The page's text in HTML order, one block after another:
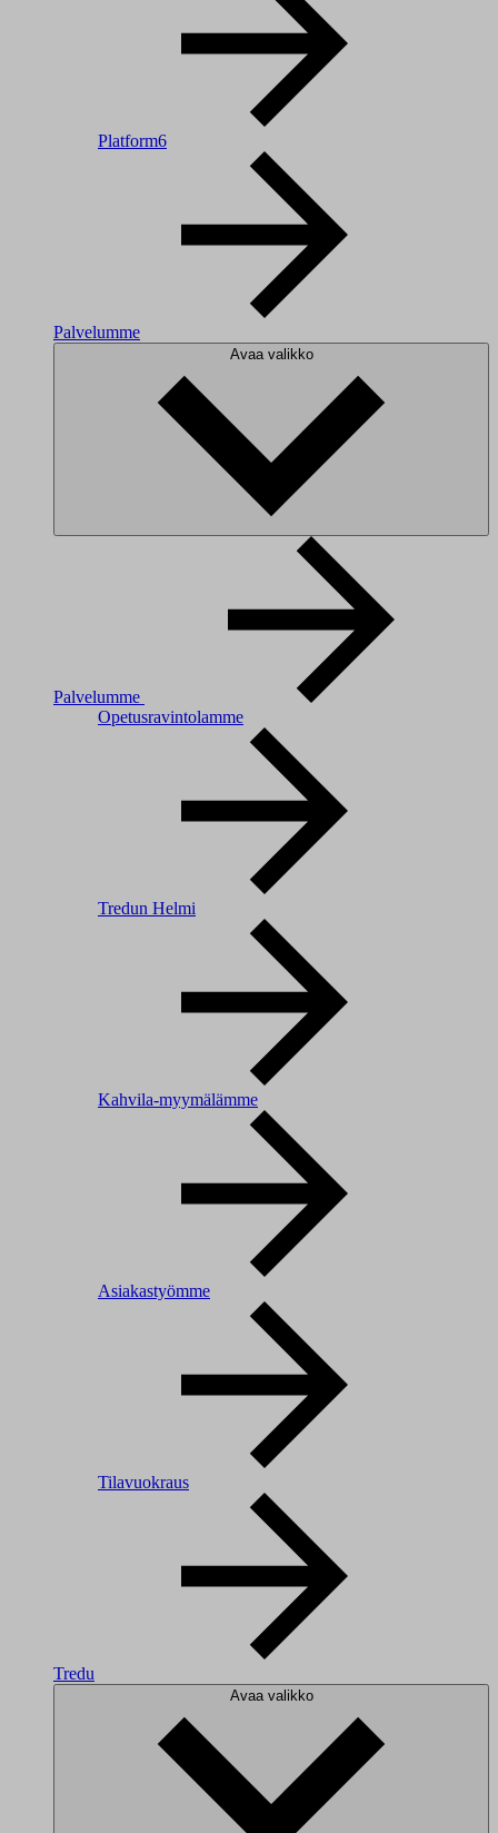
Platform6
Palvelumme
Avaa valikko
Palvelumme
Opetusravintolamme
Tredun Helmi
Kahvila-myymälämme
Asiakastyömme
Tilavuokraus
Tredu
Avaa valikko